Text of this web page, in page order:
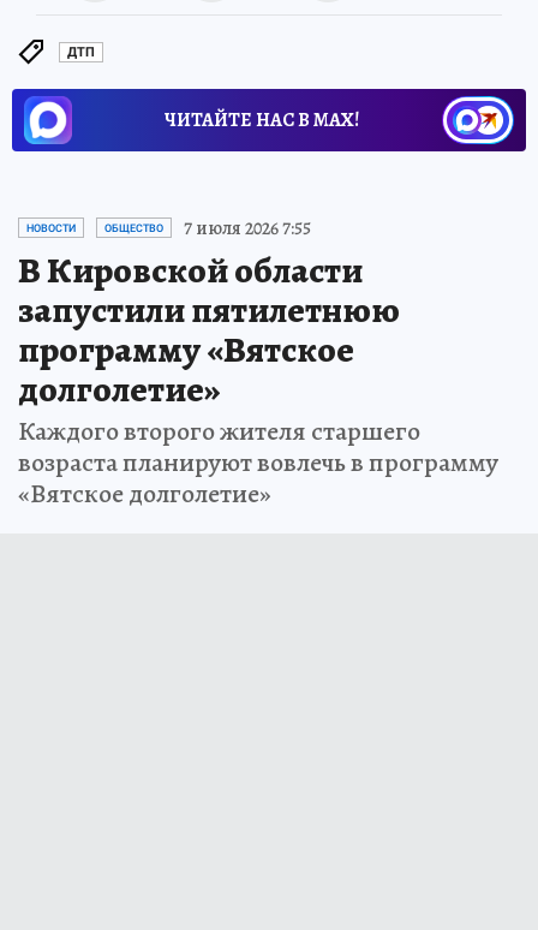
ДТП
ЧИТАЙТЕ НАС В МАХ!
НОВОСТИ ОБЩЕСТВО 7 июля 2026 7:55
В Кировской области
запустили пятилетнюю
программу «Вятское
долголетие»
Каждого второго жителя старшего
возраста планируют вовлечь в программу
«Вятское долголетие»